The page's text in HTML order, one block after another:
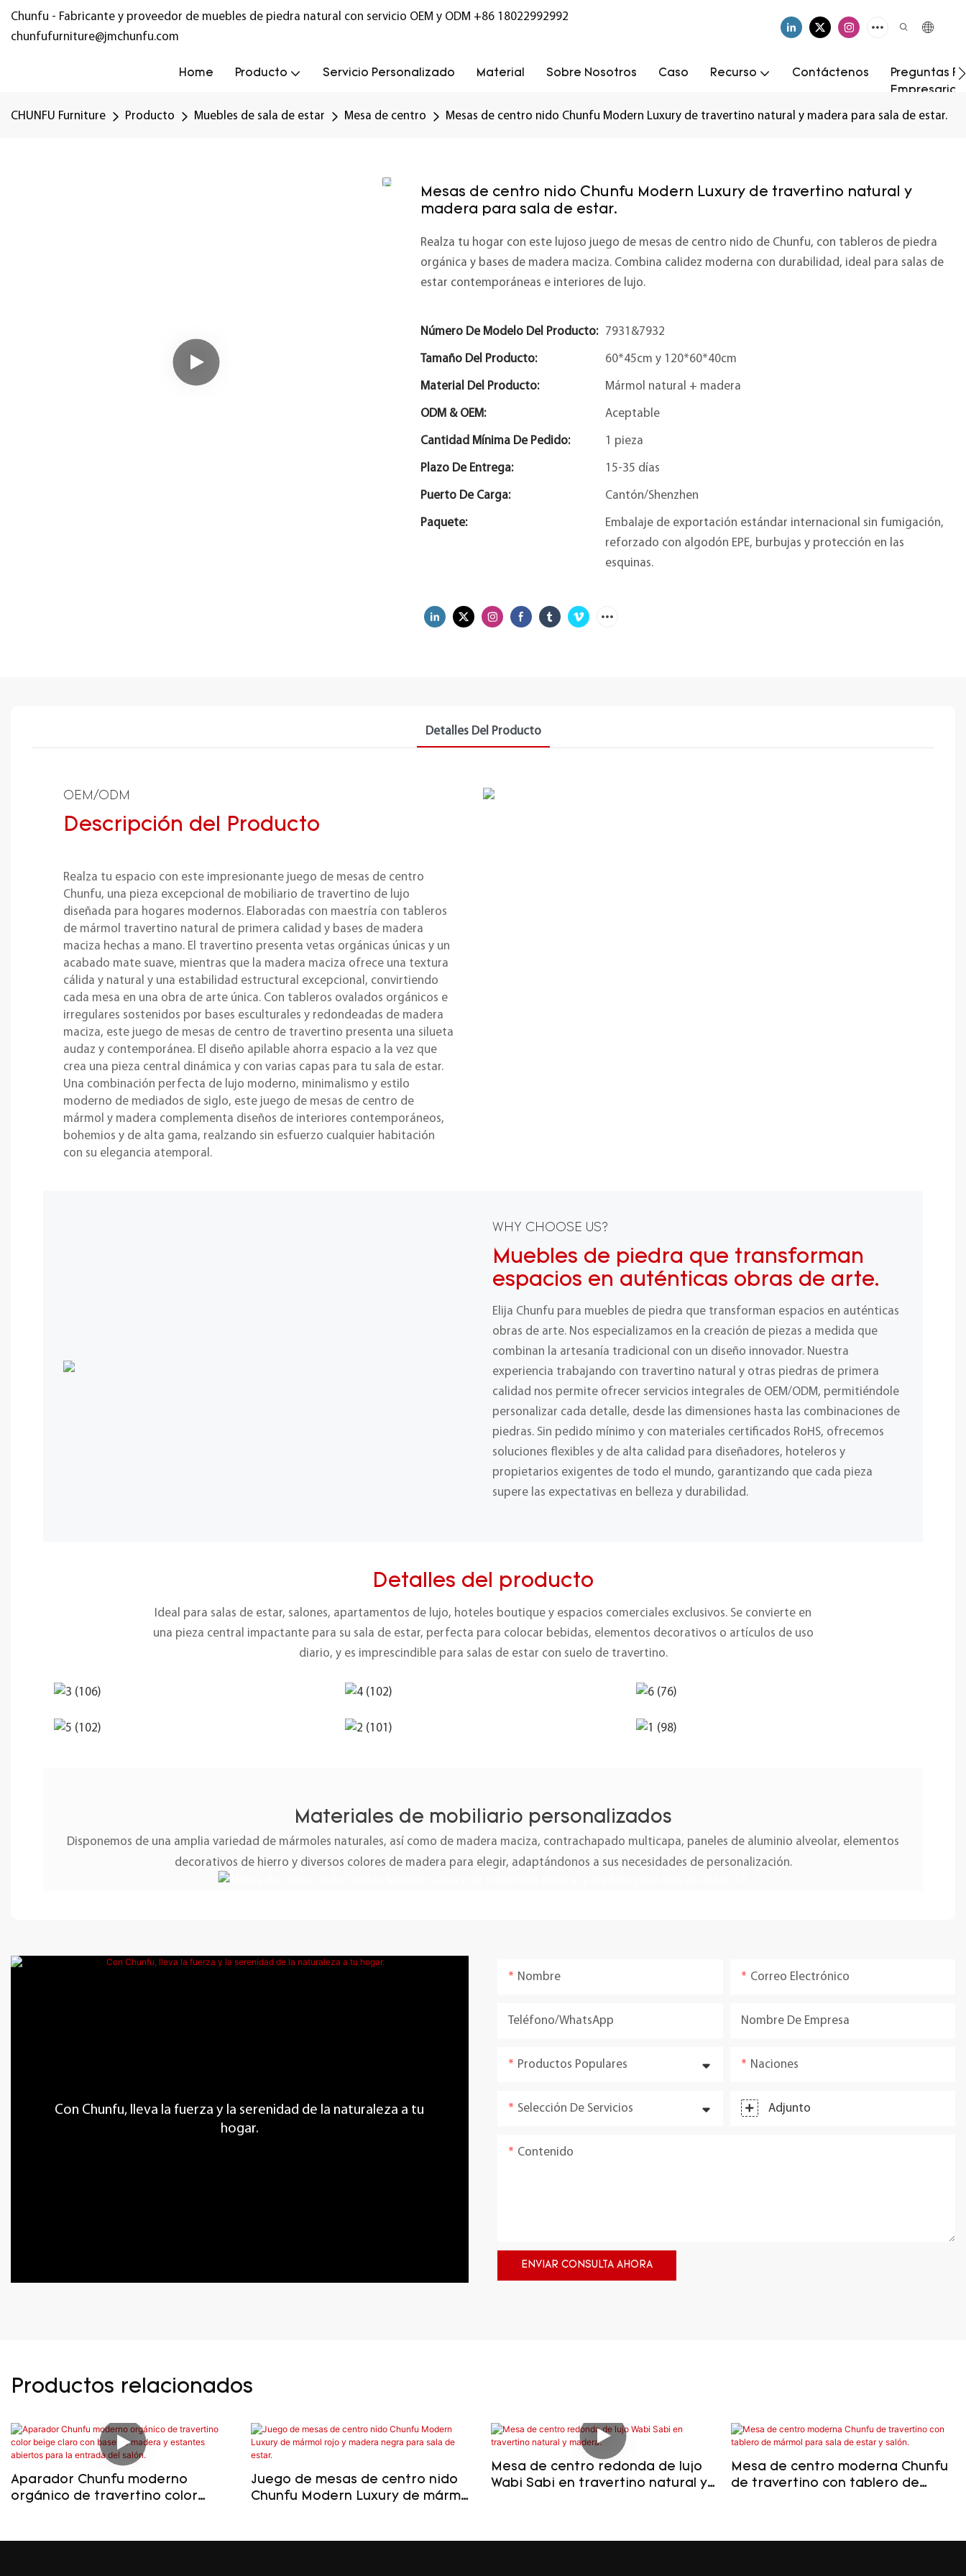
Chunfu - Fabricante y proveedor de muebles de piedra natural con servicio OEM y ODM +86 18022992992
chunfufurniture@jmchunfu.com
Home Producto Servicio Personalizado Material Sobre Nosotros Caso Recurso Contáctenos
Preguntas
CHUNFU Furniture Producto Muebles de sala de estar Mesa de centro Mesas de centro nido Chunfu Modern Luxury de travertino natural y madera para sala de estar.
Mesas de centro nido Chunfu Modern Luxury de travertino natural y
madera para sala de estar.
Realza tu hogar con este lujoso juego de mesas de centro nido de Chunfu, con tableros de piedra
orgánica y bases de madera maciza. Combina calidez moderna con durabilidad, ideal para salas de
estar contemporáneas e interiores de lujo.
Número De Modelo Del Producto: 7931&7932
Tamaño Del Producto: 60*45cm y 120*60*40cm
Material Del Producto: Mármol natural + madera
ODM & OEM: Aceptable
Cantidad Mínima De Pedido: 1 pieza
Plazo De Entrega: 15-35 días
Puerto De Carga: Cantón/Shenzhen
Paquete:
Embalaje de exportación estándar internacional sin fumigación,
reforzado con algodón EPE, burbujas y protección en las
esquinas.
Detalles Del Producto
OEM/ODM
Descripción del Producto
Realza tu espacio con este impresionante juego de mesas de centro
Chunfu, una pieza excepcional de mobiliario de travertino de lujo
diseñada para hogares modernos. Elaboradas con maestría con tableros
de mármol travertino natural de primera calidad y bases de madera
maciza hechas a mano. El travertino presenta vetas orgánicas únicas y un
acabado mate suave, mientras que la madera maciza ofrece una textura
cálida y natural y una estabilidad estructural excepcional, convirtiendo
cada mesa en una obra de arte única. Con tableros ovalados orgánicos e
irregulares sostenidos por bases esculturales y redondeadas de madera
maciza, este juego de mesas de centro de travertino presenta una silueta
audaz y contemporánea. El diseño apilable ahorra espacio a la vez que
crea una pieza central dinámica y con varias capas para tu sala de estar.
Una combinación perfecta de lujo moderno, minimalismo y estilo
moderno de mediados de siglo, este juego de mesas de centro de
mármol y madera complementa diseños de interiores contemporáneos,
bohemios y de alta gama, realzando sin esfuerzo cualquier habitación
con su elegancia atemporal.
WHY CHOOSE US?
Muebles de piedra que transforman
espacios en auténticas obras de arte.
Elija Chunfu para muebles de piedra que transforman espacios en auténticas
obras de arte. Nos especializamos en la creación de piezas a medida que
combinan la artesanía tradicional con un diseño innovador. Nuestra
experiencia trabajando con travertino natural y otras piedras de primera
calidad nos permite ofrecer servicios integrales de OEM/ODM, permitiéndole
personalizar cada detalle, desde las dimensiones hasta las combinaciones de
piedras. Sin pedido mínimo y con materiales certificados RoHS, ofrecemos
soluciones flexibles y de alta calidad para diseñadores, hoteleros y
propietarios exigentes de todo el mundo, garantizando que cada pieza
supere las expectativas en belleza y durabilidad.
Detalles del producto
Ideal para salas de estar, salones, apartamentos de lujo, hoteles boutique y espacios comerciales exclusivos. Se convierte en
una pieza central impactante para su sala de estar, perfecta para colocar bebidas, elementos decorativos o artículos de uso
diario, y es imprescindible para salas de estar con suelo de travertino.
Materiales de mobiliario personalizados
Disponemos de una amplia variedad de mármoles naturales, así como de madera maciza, contrachapado multicapa, paneles de aluminio alveolar, elementos
decorativos de hierro y diversos colores de madera para elegir, adaptándonos a sus necesidades de personalización.
Con Chunfu, lleva la fuerza y ​​la serenidad de la naturaleza a tu
hogar.
Nombre Correo Electrónico
Teléfono/WhatsApp Nombre De Empresa
Productos Populares Naciones
Selección De Servicios Adjunto
Contenido
ENVIAR CONSULTA AHORA
Productos relacionados
Aparador Chunfu moderno
orgánico de travertino color
Juego de mesas de centro nido
Chunfu Modern Luxury de mármol
Mesa de centro redonda de lujo
Wabi Sabi en travertino natural y
Mesa de centro moderna Chunfu
de travertino con tablero de